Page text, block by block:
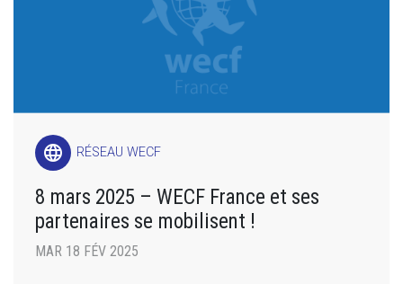
language RÉSEAU WECF
8 mars 2025 – WECF France et ses
partenaires se mobilisent !
MAR 18 FÉV 2025